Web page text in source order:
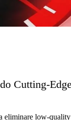
Cutting-
eliminare low-